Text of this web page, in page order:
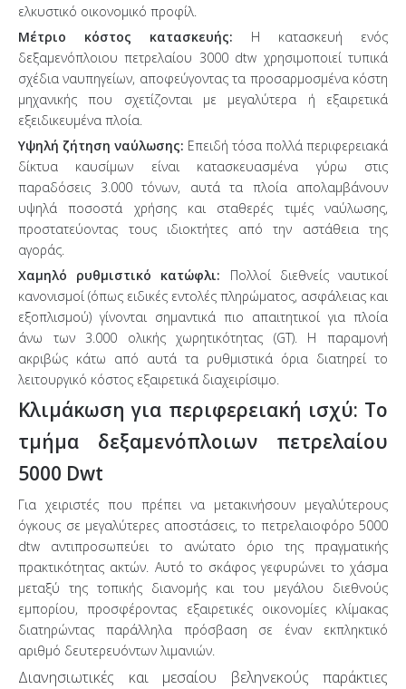
ελκυστικό οικονομικό προφίλ.
Μέτριο κόστος κατασκευής: Η κατασκευή ενός
δεξαμενόπλοιου πετρελαίου 3000 dtw χρησιμοποιεί τυπικά
σχέδια ναυπηγείων, αποφεύγοντας τα προσαρμοσμένα κόστη
μηχανικής που σχετίζονται με μεγαλύτερα ή εξαιρετικά
εξειδικευμένα πλοία.
Υψηλή ζήτηση ναύλωσης: Επειδή τόσα πολλά περιφερειακά
δίκτυα καυσίμων είναι κατασκευασμένα γύρω στις
παραδόσεις 3.000 τόνων, αυτά τα πλοία απολαμβάνουν
υψηλά ποσοστά χρήσης και σταθερές τιμές ναύλωσης,
προστατεύοντας τους ιδιοκτήτες από την αστάθεια της
αγοράς.
Χαμηλό ρυθμιστικό κατώφλι: Πολλοί διεθνείς ναυτικοί
κανονισμοί (όπως ειδικές εντολές πληρώματος, ασφάλειας και
εξοπλισμού) γίνονται σημαντικά πιο απαιτητικοί για πλοία
άνω των 3.000 ολικής χωρητικότητας (GT). Η παραμονή
ακριβώς κάτω από αυτά τα ρυθμιστικά όρια διατηρεί το
λειτουργικό κόστος εξαιρετικά διαχειρίσιμο.
Κλιμάκωση για περιφερειακή ισχύ: Το
τμήμα δεξαμενόπλοιων πετρελαίου
5000 Dwt
Για χειριστές που πρέπει να μετακινήσουν μεγαλύτερους
όγκους σε μεγαλύτερες αποστάσεις, το πετρελαιοφόρο 5000
dtw αντιπροσωπεύει το ανώτατο όριο της πραγματικής
πρακτικότητας ακτών. Αυτό το σκάφος γεφυρώνει το χάσμα
μεταξύ της τοπικής διανομής και του μεγάλου διεθνούς
εμπορίου, προσφέροντας εξαιρετικές οικονομίες κλίμακας
διατηρώντας παράλληλα πρόσβαση σε έναν εκπληκτικό
αριθμό δευτερευόντων λιμανιών.
Διανησιωτικές και μεσαίου βεληνεκούς παράκτιες